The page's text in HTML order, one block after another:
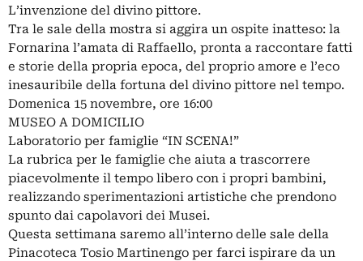
L’invenzione del divino pittore.
Tra le sale della mostra si aggira un ospite inatteso: la
Fornarina l’amata di Raffaello, pronta a raccontare fatti
e storie della propria epoca, del proprio amore e l’eco
inesauribile della fortuna del divino pittore nel tempo.
Domenica 15 novembre, ore 16:00
MUSEO A DOMICILIO
Laboratorio per famiglie “IN SCENA!”
La rubrica per le famiglie che aiuta a trascorrere
piacevolmente il tempo libero con i propri bambini,
realizzando sperimentazioni artistiche che prendono
spunto dai capolavori dei Musei.
Questa settimana saremo all’interno delle sale della
Pinacoteca Tosio Martinengo per farci ispirare da un